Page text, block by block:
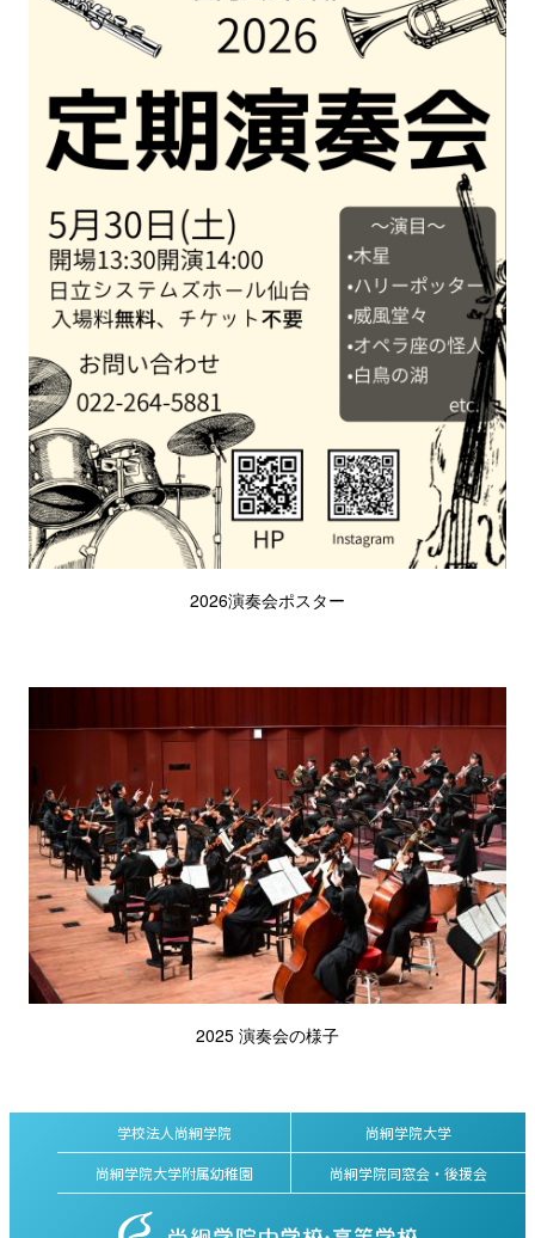
2026演奏会ポスター
2025 演奏会の様子
学校法人尚絅学院
尚絅学院大学
尚絅学院大学附属幼稚園
尚絅学院同窓会・後援会